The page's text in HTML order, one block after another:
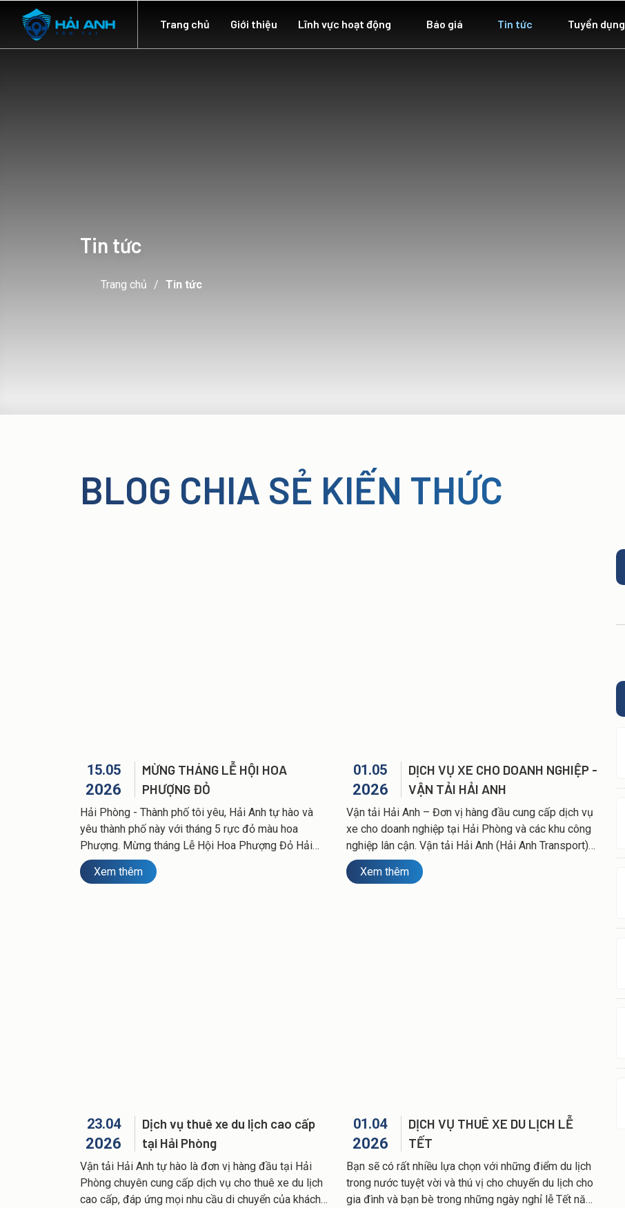
Trang chủ Giới thiệu Lĩnh vực hoạt động Báo giá Tin tức Tuyển dụng
Tin tức
Trang chủ Tin tức
BLOG CHIA SẺ KIẾN THỨC
15.05
2026
MỪNG THÁNG LỄ HỘI HOA
PHƯỢNG ĐỎ
Hải Phòng - Thành phố tôi yêu, Hải Anh tự hào và
yêu thành phố này với tháng 5 rực đỏ màu hoa
Phượng. Mừng tháng Lễ Hội Hoa Phượng Đỏ Hải
Phòng - Hải Anh với chương trình Giảm giá 10% tất
cả dịch vụ thuê xe du lịch tại Hải Phòng từ phương
Xem thêm
01.05
2026
DỊCH VỤ XE CHO DOANH NGHIỆP -
VẬN TẢI HẢI ANH
Vận tải Hải Anh – Đơn vị hàng đầu cung cấp dịch vụ
xe cho doanh nghiệp tại Hải Phòng và các khu công
nghiệp lân cận. Vận tải Hải Anh (Hải Anh Transport)
tự hào là đơn vị vận tải chuyên nghiệp hàng đầu,
chuyên cung cấp dịch vụ xe cho doanh nghiệp, xe
Xem thêm
23.04
2026
Dịch vụ thuê xe du lịch cao cấp
tại Hải Phòng
Vận tải Hải Anh tự hào là đơn vị hàng đầu tại Hải
Phòng chuyên cung cấp dịch vụ cho thuê xe du lịch
cao cấp, đáp ứng mọi nhu cầu di chuyển của khách
01.04
2026
DỊCH VỤ THUÊ XE DU LỊCH LỄ
TẾT
Bạn sẽ có rất nhiều lựa chọn với những điểm du lịch
trong nước tuyệt vời và thú vị cho chuyến du lịch cho
gia đình và bạn bè trong những ngày nghỉ lễ Tết năm